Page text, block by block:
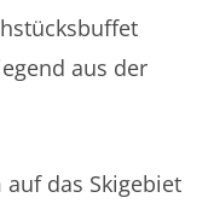
aus der
das Skigebiet